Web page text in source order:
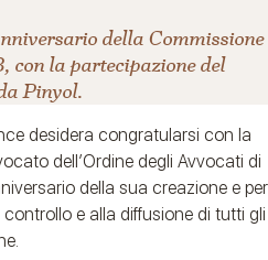
della Commissione
con la partecipazione del
Pinyol.
desidera congratularsi con la
dell’Ordine degli Avvocati di
della sua creazione e per
e alla diffusione di tutti gli